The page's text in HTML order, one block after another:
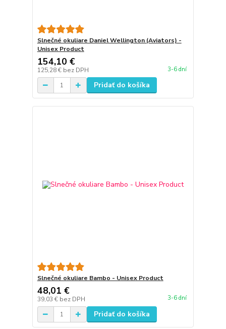
Slnečné okuliare Daniel Wellington (Aviators) -
Unisex Product
154,10 €
125,28 € bez DPH 3-6 dní
Pridať do košíka
Slnečné okuliare Bambo - Unisex Product
48,01 €
39,03 € bez DPH 3-6 dní
Pridať do košíka